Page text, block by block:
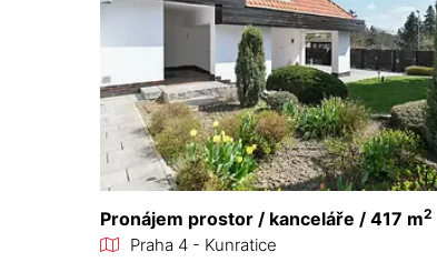
Pronájem prostor / kanceláře / 417 m2
Praha 4 - Kunratice